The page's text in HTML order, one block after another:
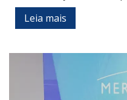
Leia mais